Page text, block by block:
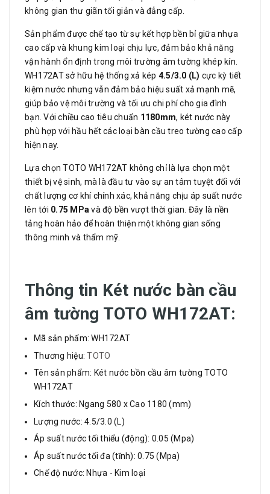
không gian thư giãn tối giản và đẳng cấp.
Sản phẩm được chế tạo từ sự kết hợp bền bỉ giữa nhựa
cao cấp và khung kim loại chịu lực, đảm bảo khả năng
vận hành ổn định trong môi trường âm tường khép kín.
WH172AT sở hữu hệ thống xả kép 4.5/3.0 (L) cực kỳ tiết
kiệm nước nhưng vẫn đảm bảo hiệu suất xả mạnh mẽ,
giúp bảo vệ môi trường và tối ưu chi phí cho gia đình
bạn. Với chiều cao tiêu chuẩn 1180mm, két nước này
phù hợp với hầu hết các loại bàn cầu treo tường cao cấp
hiện nay.
Lựa chọn TOTO WH172AT không chỉ là lựa chọn một
thiết bị vệ sinh, mà là đầu tư vào sự an tâm tuyệt đối với
chất lượng cơ khí chính xác, khả năng chịu áp suất nước
lên tới 0.75 MPavà độ bền vượt thời gian. Đây là nền
tảng hoàn hảo để hoàn thiện một không gian sống
thông minh và thẩm mỹ.
Thông tin Két nước bàn cầu
âm tường TOTO WH172AT:
Mã sản phẩm: WH172AT
Thương hiệu:TOTO
Tên sản phẩm: Két nước bồn cầu âm tường TOTO
WH172AT
Kích thước: Ngang 580 x Cao 1180 (mm)
Lượng nước: 4.5/3.0 (L)
Áp suất nước tối thiểu (động): 0.05 (Mpa)
Áp suất nước tối đa (tĩnh): 0.75 (Mpa)
Chế độ nước: Nhựa - Kim loại